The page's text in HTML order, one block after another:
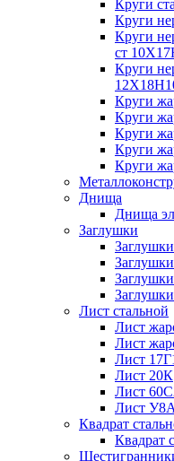
Круги
Круги
Круги
ст
Круги
Круги
Круги
Круги
Круги
Круги
Днища
Днища
Заглушки
Лист стальной
Лист
Лист
Лист
Лист 20К
Лист
Лист У8А
Квадрат
Квадрат